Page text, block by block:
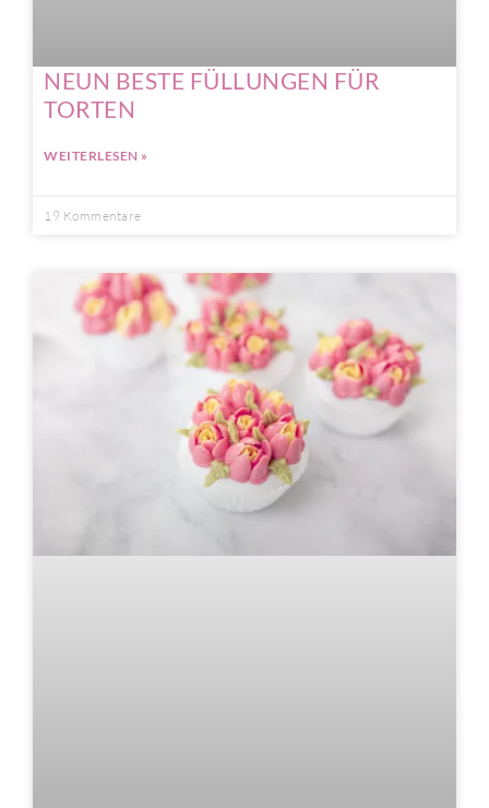
NEUN BESTE FÜLLUNGEN FÜR
TORTEN
WEITERLESEN »
19 Kommentare